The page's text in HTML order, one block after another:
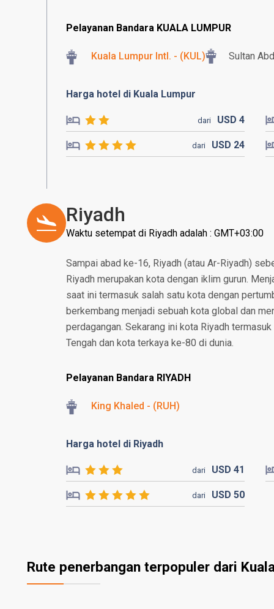
Pelayanan Bandara KUALA LUMPUR
Kuala Lumpur Intl. - (KUL) Sultan
Harga hotel di Kuala Lumpur
dari USD 4
dari USD 24
Riyadh
Waktu setempat di Riyadh adalah : GMT+03:00
Sampai abad ke-16, Riyadh (atau Ar-Riyadh)
Riyadh merupakan kota dengan iklim gurun.
saat ini termasuk salah satu kota dengan
berkembang menjadi sebuah kota global dan
perdagangan. Sekarang ini kota Riyadh
Tengah dan kota terkaya ke-80 di dunia.
Pelayanan Bandara RIYADH
King Khaled - (RUH)
Harga hotel di Riyadh
dari USD 41
dari USD 50
Rute penerbangan terpopuler dari